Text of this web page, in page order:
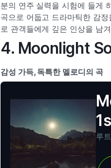
분의 연주 실력을 시험에 들게
곡으로 어둡고 드라마틱한 감
로 관객들에게 깊은 인상을 남
4. Moonlight
감성 가득, 독특한 멜로디의 곡
루